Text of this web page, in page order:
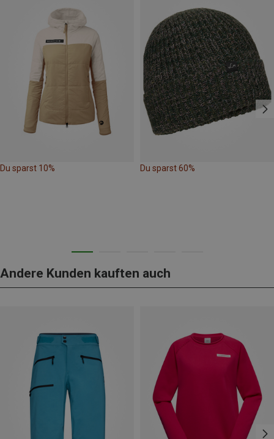
Du sparst 10% Du sparst 60%
Andere Kunden kauften auch